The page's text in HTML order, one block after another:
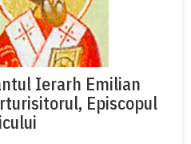
Ierarh Emilian
Episcopul